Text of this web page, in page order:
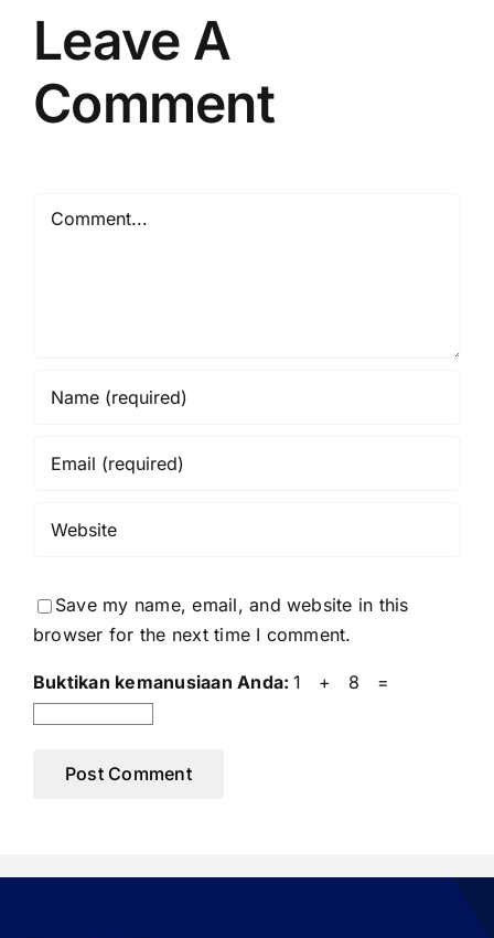
Leave A
Comment
Comment
Save my name, email, and website in this
browser for the next time I comment.
Buktikan kemanusiaan Anda:1 + 8 =